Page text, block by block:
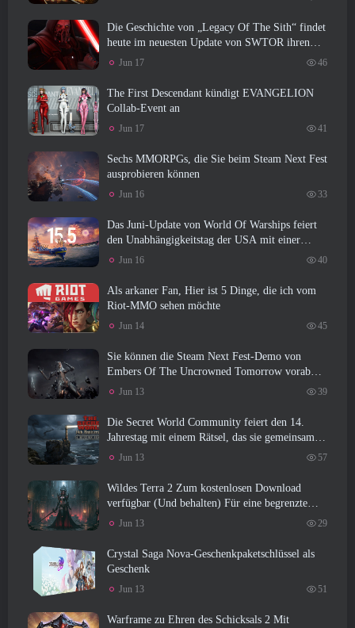
Die Geschichte von „Legacy Of The Sith“ findet
heute im neuesten Update von SWTOR ihren
Abschluss
Jun 17 46
The First Descendant kündigt EVANGELION
Collab-Event an
Jun 17 41
Sechs MMORPGs, die Sie beim Steam Next Fest
ausprobieren können
Jun 16 33
Das Juni-Update von World Of Warships feiert
den Unabhängigkeitstag der USA mit einer
neuen Erzählkampagne
Jun 16 40
Als arkaner Fan, Hier ist 5 Dinge, die ich vom
Riot-MMO sehen möchte
Jun 14 45
Sie können die Steam Next Fest-Demo von
Embers Of The Uncrowned Tomorrow vorab
herunterladen
Jun 13 39
Die Secret World Community feiert den 14.
Jahrestag mit einem Rätsel, das sie gemeinsam
lösen müssen
Jun 13 57
Wildes Terra 2 Zum kostenlosen Download
verfügbar (Und behalten) Für eine begrenzte
ZeitJun 13 29
Crystal Saga Nova-Geschenkpaketschlüssel als
Geschenk
Jun 13 51
Warframe zu Ehren des Schicksals 2 Mit